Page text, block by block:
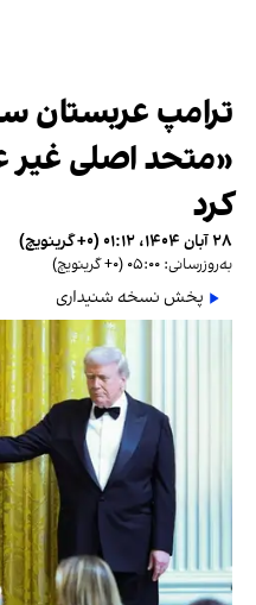
ترامپ عربستان
«متحد اصلی غیر
کرد
۲۸ آبان ۱۴۰۴، ۰۱:۱۲ (‎+۰ گرینویچ)
به‌روزرسانی: ۰۵:۰۰ (‎+۰ گرینویچ)
پخش نسخه شنیداری